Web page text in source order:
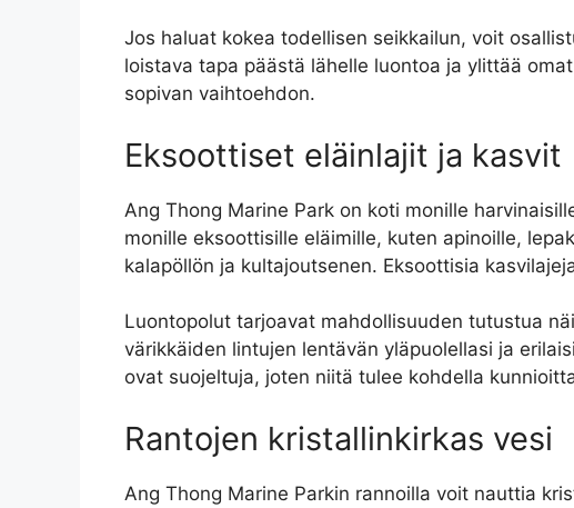
Jos haluat kokea todellisen seikkailun, voit
loistava tapa päästä lähelle luontoa ja ylittää
sopivan vaihtoehdon.
Eksoottiset eläinlajit ja kasvit
Ang Thong Marine Park on koti monille
monille eksoottisille eläimille, kuten apinoille,
kalapöllön ja kultajoutsenen. Eksoottisia
Luontopolut tarjoavat mahdollisuuden tutustua
värikkäiden lintujen lentävän yläpuolellasi ja
ovat suojeltuja, joten niitä tulee kohdella
Rantojen kristallinkirkas vesi
Ang Thong Marine Parkin rannoilla voit nauttia